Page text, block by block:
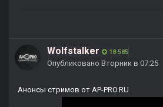
Wolfstalker 18 585
Опубликовано Вторник в 07:25
Анонсы стримов от AP-PRO.RU